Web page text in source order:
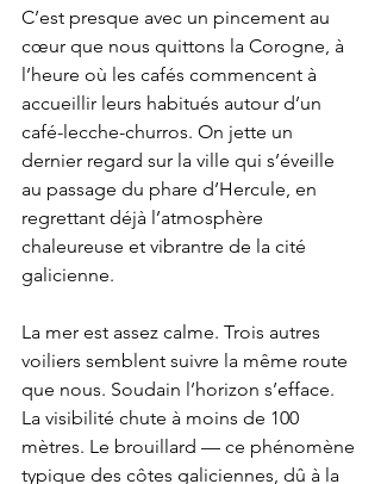
C’est presque avec un pincement au
cœur que nous quittons la Corogne, à
l’heure où les cafés commencent à
accueillir leurs habitués autour d’un
café-lecche-churros. On jette un
dernier regard sur la ville qui s’éveille
au passage du phare d’Hercule, en
regrettant déjà l’atmosphère
chaleureuse et vibrantre de la cité
galicienne.
La mer est assez calme. Trois autres
voiliers semblent suivre la même route
que nous. Soudain l’horizon s’efface.
La visibilité chute à moins de 100
mètres. Le brouillard — ce phénomène
typique des côtes galiciennes, dû à la